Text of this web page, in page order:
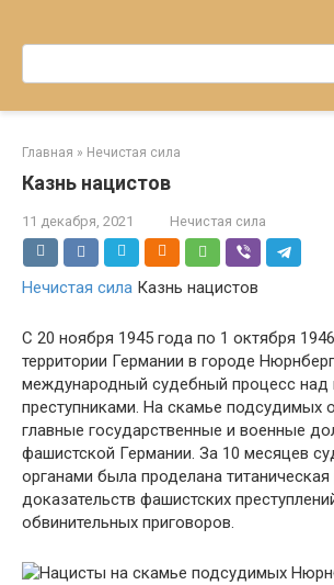
Поиск:
Главная » Нечистая сила
Казнь нацистов
11 декабря, 2021 Нечистая сила
Нечистая сила Казнь нацистов
С 20 ноября 1945 года по 1 октября
территории Германии в городе
международный судебный процесс над
преступниками. На скамье подсудимых
главные государственные и военные
фашистской Германии. За 10 месяцев
органами была проделана
доказательств фашистских
обвинительных приговоров.